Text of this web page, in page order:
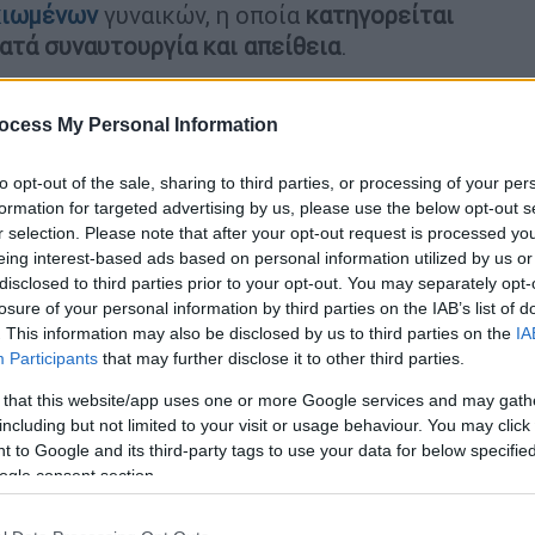
My Personal Information
opt-out of the sale, sharing to third parties, or processing of your
for targeted advertising by us, please use the below opt-out
selection. Please note that after your opt-out request is processed
interest-based ads based on personal information utilized by us
to third parties prior to your opt-out. You may separately
of your personal information by third parties on the IAB’s list of
This information may also be disclosed by us to third parties on the
Participants that may further disclose it to other third parties.
that this website/app uses one or more Google services and may
but not limited to your visit or usage behaviour. You may
to Google and its third-party tags to use your data for below
consent section.
γυναικών, η οποία κατηγορείται
συναυτουργία και απείθεια.
μέσα σε γηροκομείο της
στους Αμπελόκηπους -
άθλιες συνθήκες
συγγενικό πρόσωπο ηλικιωμένης